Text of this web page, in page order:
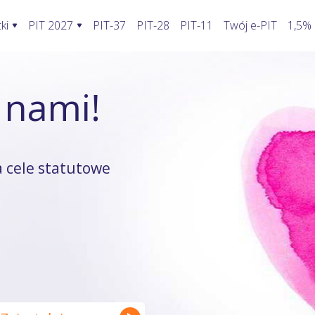
fakturę w KSeF?
stwarza KSeF?
a KSeF
faktury do KSeF
Kalkulator wynagrodzeń
Kalkulator walut
Kalkulator odsetek PIT
Kalkulator rozliczenia
Kalkulator zwrotu podatku
Kalkulator kilometrówki
PIT 2027
PIT-28
37
Koszty uzyskania przychodu
Koszty uzyskania przychodu twórcy
Odliczenie składki zdrowotnej
Działalność nierejestrowana
Wybór formy opodatkowania
PIT-37 PIT-28 PIT-11 Twój e-PIT 1,5%
cele statutowe